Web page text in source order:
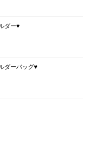
ダー♥
ダーバッグ♥